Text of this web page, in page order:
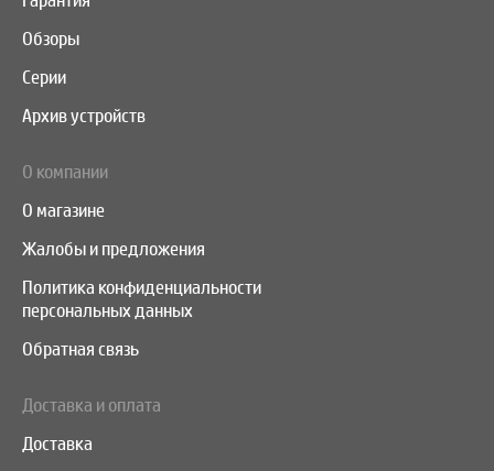
Обзоры
Серии
Архив устройств
О компании
О магазине
Жалобы и предложения
Политика конфиденциальности
персональных данных
Обратная связь
Доставка и оплата
Доставка